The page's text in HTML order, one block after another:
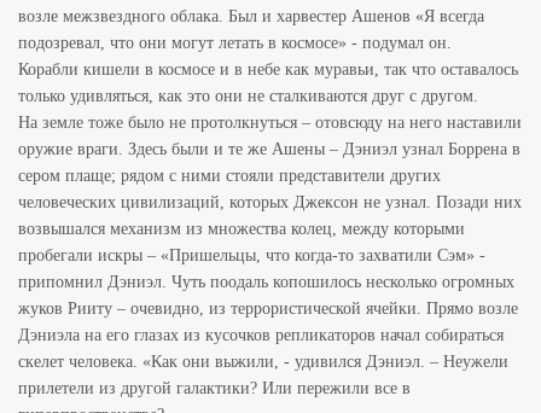
возле межзвездного облака. Был и харвестер Ашенов «Я всегда
подозревал, что они могут летать в космосе» - подумал он.
Корабли кишели в космосе и в небе как муравьи, так что оставалось
только удивляться, как это они не сталкиваются друг с другом.
На земле тоже было не протолкнуться – отовсюду на него наставили
оружие враги. Здесь были и те же Ашены – Дэниэл узнал Боррена в
сером плаще; рядом с ними стояли представители других
человеческих цивилизаций, которых Джексон не узнал. Позади них
возвышался механизм из множества колец, между которыми
пробегали искры – «Пришельцы, что когда-то захватили Сэм» -
припомнил Дэниэл. Чуть поодаль копошилось несколько огромных
жуков Рииту – очевидно, из террористической ячейки. Прямо возле
Дэниэла на его глазах из кусочков репликаторов начал собираться
скелет человека. «Как они выжили, - удивился Дэниэл. – Неужели
прилетели из другой галактики? Или пережили все в